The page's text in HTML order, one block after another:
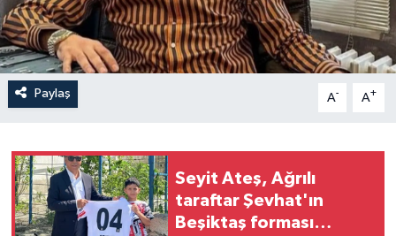
Paylaş A- A+
Seyit Ateş, Ağrılı
taraftar Şevhat'ın
Beşiktaş forması